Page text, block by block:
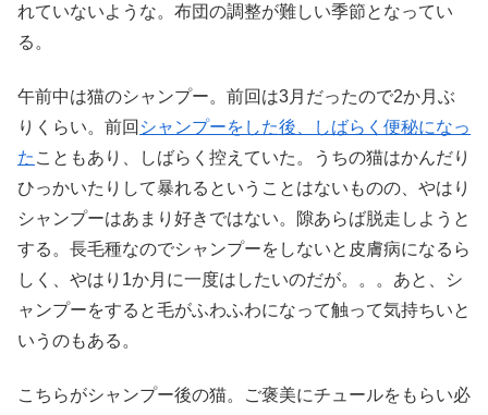
れていないような。布団の調整が難しい季節となってい
る。
午前中は猫のシャンプー。前回は3月だったので2か月ぶ
りくらい。前回 シャンプーをした後、しばらく便秘になっ
た こともあり、しばらく控えていた。うちの猫はかんだり
ひっかいたりして暴れるということはないものの、やはり
シャンプーはあまり好きではない。隙あらば脱走しようと
する。長毛種なのでシャンプーをしないと皮膚病になるら
しく、やはり1か月に一度はしたいのだが。。。あと、シ
ャンプーをすると毛がふわふわになって触って気持ちいと
いうのもある。
こちらがシャンプー後の猫。ご褒美にチュールをもらい必